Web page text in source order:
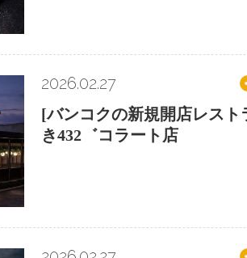
2026.02.27
[バンコクの新規開店レスト
き432゛コラート店